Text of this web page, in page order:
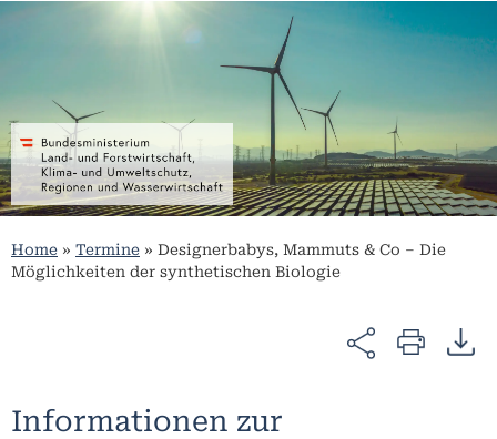
Home » Termine » Designerbabys, Mammuts & Co – Die
Möglichkeiten der synthetischen Biologie
Informationen zur